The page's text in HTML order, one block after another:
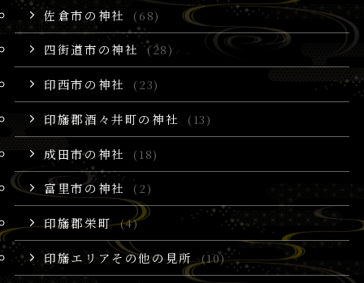
佐倉市の神社 (68)
四街道市の神社 (28)
印西市の神社 (23)
印旛郡酒々井町の神社 (13)
成田市の神社 (18)
富里市の神社 (2)
印旛郡栄町 (4)
印旛エリアその他の見所 (10)